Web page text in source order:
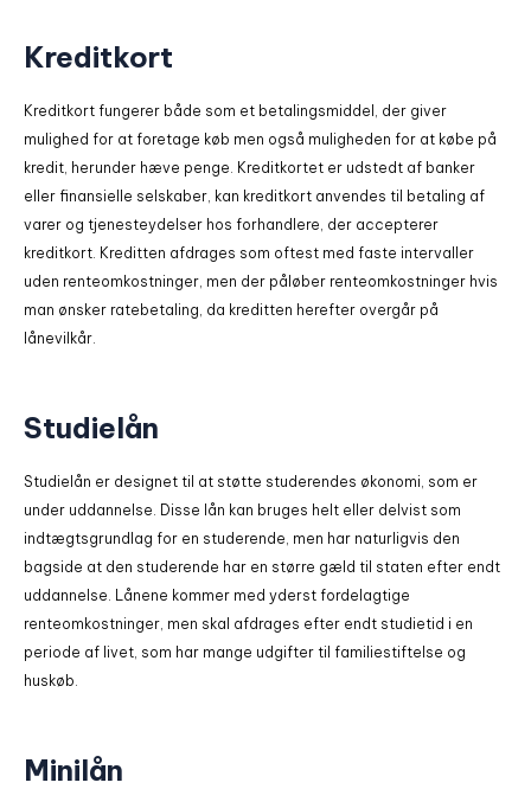
Kreditkort
Kreditkort fungerer både som et betalingsmiddel, der giver
mulighed for at foretage køb men også muligheden for at købe på
kredit, herunder hæve penge. Kreditkortet er udstedt af banker
eller finansielle selskaber, kan kreditkort anvendes til betaling af
varer og tjenesteydelser hos forhandlere, der accepterer
kreditkort. Kreditten afdrages som oftest med faste intervaller
uden renteomkostninger, men der påløber renteomkostninger hvis
man ønsker ratebetaling, da kreditten herefter overgår på
lånevilkår.
Studielån
Studielån er designet til at støtte studerendes økonomi, som er
under uddannelse. Disse lån kan bruges helt eller delvist som
indtægtsgrundlag for en studerende, men har naturligvis den
bagside at den studerende har en større gæld til staten efter endt
uddannelse. Lånene kommer med yderst fordelagtige
renteomkostninger, men skal afdrages efter endt studietid i en
periode af livet, som har mange udgifter til familiestiftelse og
huskøb.
Minilån